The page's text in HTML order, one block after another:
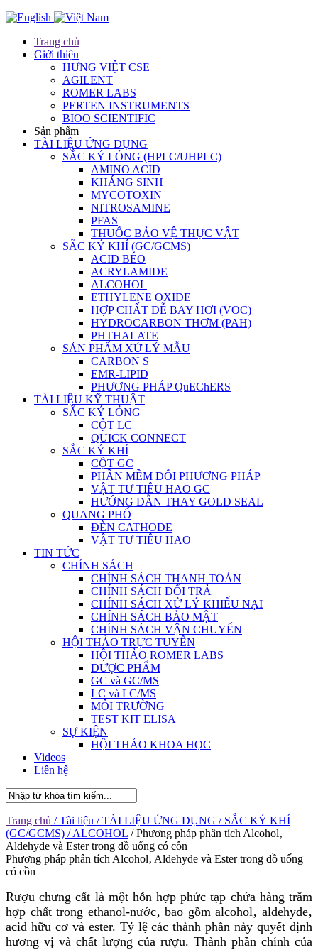
Trang chủ
Giới thiệu
HƯNG VIỆT CSE
AGILENT
ROMER LABS
PERTEN INSTRUMENTS
BIOO SCIENTIFIC
Sản phẩm
TÀI LIỆU ỨNG DỤNG
SẮC KÝ LỎNG (HPLC/UHPLC)
AMINO ACID
KHÁNG SINH
MYCOTOXIN
NITROSAMINE
PFAS
THUỐC BẢO VỆ THỰC VẬT
SẮC KÝ KHÍ (GC/GCMS)
ACID BÉO
ACRYLAMIDE
ALCOHOL
ETHYLENE OXIDE
HỢP CHẤT DỄ BAY HƠI (VOC)
HYDROCARBON THƠM (PAH)
PHTHALATE
SẢN PHẨM XỬ LÝ MẪU
CARBON S
EMR-LIPID
PHƯƠNG PHÁP QuEChERS
TÀI LIỆU KỸ THUẬT
SẮC KÝ LỎNG
CỘT LC
QUICK CONNECT
SẮC KÝ KHÍ
CỘT GC
PHẦN MỀM ĐỔI PHƯƠNG PHÁP
VẬT TƯ TIÊU HAO GC
HƯỚNG DẪN THAY GOLD SEAL
QUANG PHỔ
ĐÈN CATHODE
VẬT TƯ TIÊU HAO
TIN TỨC
CHÍNH SÁCH
CHÍNH SÁCH THANH TOÁN
CHÍNH SÁCH ĐỔI TRẢ
CHÍNH SÁCH XỬ LÝ KHIẾU NẠI
CHÍNH SÁCH BẢO MẬT
CHÍNH SÁCH VẬN CHUYỂN
HỘI THẢO TRỰC TUYẾN
HỘI THẢO ROMER LABS
DƯỢC PHẨM
GC và GC/MS
LC và LC/MS
MÔI TRƯỜNG
TEST KIT ELISA
SỰ KIỆN
HỘI THẢO KHOA HỌC
Videos
Liên hệ
Trang chủ / Tài liệu / TÀI LIỆU ỨNG DỤNG / SẮC KÝ KHÍ
(GC/GCMS) / ALCOHOL / Phương pháp phân tích Alcohol‚
Aldehyde và Ester trong đồ uống có cồn
Phương pháp phân tích Alcohol‚ Aldehyde và Ester trong đồ uống
có cồn
Rượu chưng cất là một hỗn hợp phức tạp chứa hàng trăm
hợp chất trong ethanol-nước‚ bao gồm alcohol‚ aldehyde‚
acid hữu cơ và ester. Tỷ lệ các thành phần này quyết định
hương vị và chất lượng của rượu. Thành phần chính của